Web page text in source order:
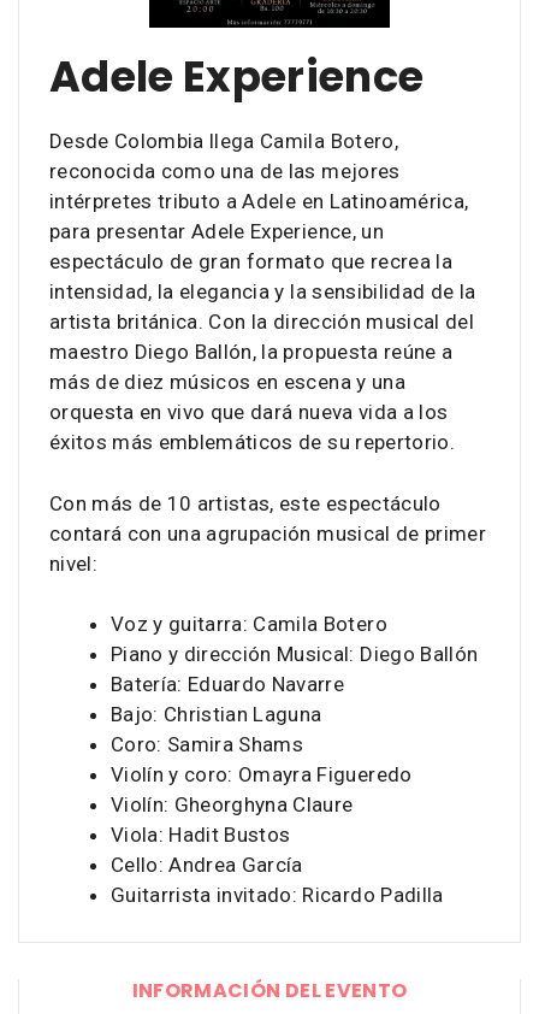
Adele Experience
Desde Colombia llega Camila Botero,
reconocida como una de las mejores
intérpretes tributo a Adele en Latinoamérica,
para presentar Adele Experience, un
espectáculo de gran formato que recrea la
intensidad, la elegancia y la sensibilidad de la
artista británica. Con la dirección musical del
maestro Diego Ballón, la propuesta reúne a
más de diez músicos en escena y una
orquesta en vivo que dará nueva vida a los
éxitos más emblemáticos de su repertorio.
Con más de 10 artistas, este espectáculo
contará con una agrupación musical de primer
nivel:
Voz y guitarra: Camila Botero
Piano y dirección Musical: Diego Ballón
Batería: Eduardo Navarre
Bajo: Christian Laguna
Coro: Samira Shams
Violín y coro: Omayra Figueredo
Violín: Gheorghyna Claure
Viola: Hadit Bustos
Cello: Andrea García
Guitarrista invitado: Ricardo Padilla
INFORMACIÓN DEL EVENTO